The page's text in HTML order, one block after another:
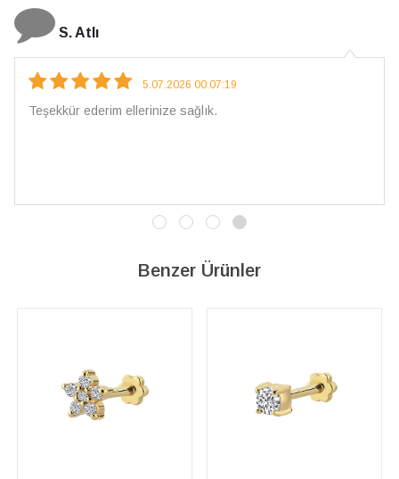
S. Atlı
5.07.2026 00:07:19
Teşekkür ederim ellerinize sağlık.
Benzer Ürünler